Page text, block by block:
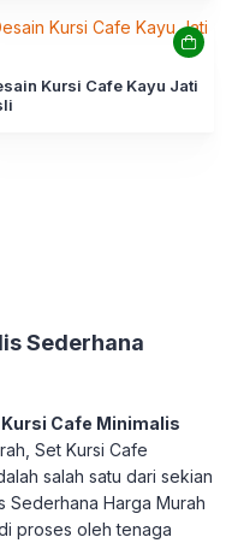
Kursi Cafe Kayu Jati
Sederhana
Cafe Minimalis
Set Kursi Cafe
salah satu dari sekian
Sederhana Harga Murah
proses oleh tenaga